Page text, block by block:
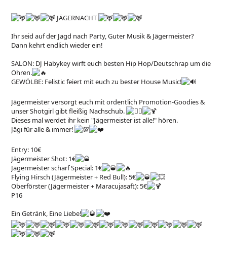
JÄGERNACHT
Ihr seid auf der Jagd nach Party, Guter Musik & Jägermeister?
Dann kehrt endlich wieder ein!
SALON: DJ Habykey wirft euch besten Hip Hop/Deutschrap um die
Ohren.
GEWÖLBE: Felistic feiert mit euch zu bester House Music!
Jägermeister versorgt euch mit ordentlich Promotion-Goodies &
unser Shotgirl gibt fleißig Nachschub.
Dieses mal werdet ihr kein "Jägermeister ist alle!" hören.
Jägi für alle & immer!
Entry: 10€
Jägermeister Shot: 1€
Jägermeister scharf Special: 1€
Flying Hirsch (Jägermeister + Red Bull): 5€
Oberförster (Jägermeister + Maracujasaft): 5€
P16
Ein Getränk, Eine Liebe!